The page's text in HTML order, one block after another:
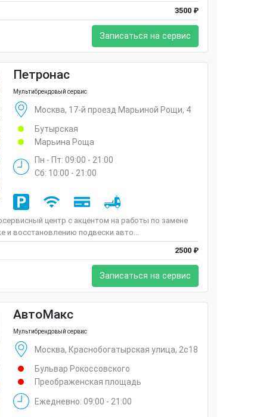
3500 ₽
Записаться на сервис
Петронас
Мультибрендовый сервис
Москва, 17-й проезд Марьиной Рощи, 4
Бутырская
Марьина Роща
Пн - Пт: 09:00 - 21:00
Сб: 10:00 - 21:00
центр с акцентом на работы по замене
и восстановлению подвески авто...
2500 ₽
Записаться на сервис
АвтоМакс
Мультибрендовый сервис
Москва, Краснобогатырская улица, 2с18
Бульвар Рокоссовского
Преображенская площадь
Ежедневно: 09:00 - 21:00